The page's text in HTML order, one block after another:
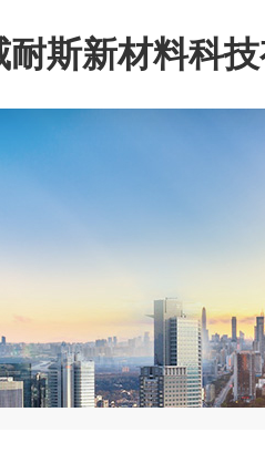
耐斯新材料科